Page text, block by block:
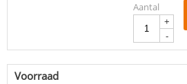
Aantal
+
-
Voorraad